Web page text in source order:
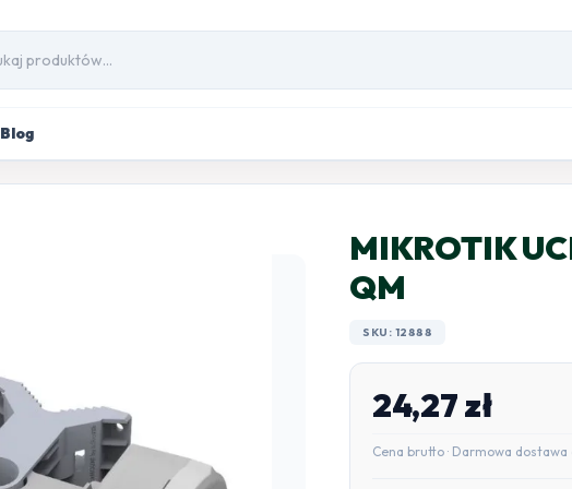
Blog
MIKROTIK
QM
SKU: 12888
24,27zł
Cena brutto · Darmowa dostawa